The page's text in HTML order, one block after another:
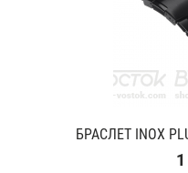
БРАСЛЕТ INOX